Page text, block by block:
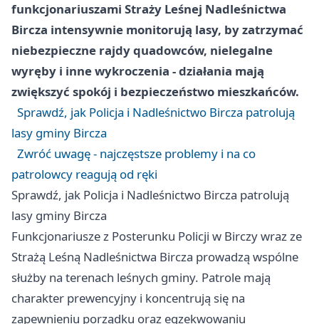
funkcjonariuszami Straży Leśnej Nadleśnictwa
Bircza intensywnie monitorują lasy, by zatrzymać
niebezpieczne rajdy quadowców, nielegalne
wyręby i inne wykroczenia - działania mają
zwiększyć spokój i bezpieczeństwo mieszkańców.
Sprawdź, jak Policja i Nadleśnictwo Bircza patrolują
lasy gminy Bircza
Zwróć uwagę - najczęstsze problemy i na co
patrolowcy reagują od ręki
Sprawdź, jak Policja i Nadleśnictwo Bircza patrolują
lasy gminy Bircza
Funkcjonariusze z Posterunku Policji w Birczy wraz ze
Strażą Leśną Nadleśnictwa Bircza prowadzą wspólne
służby na terenach leśnych gminy. Patrole mają
charakter prewencyjny i koncentrują się na
zapewnieniu porządku oraz egzekwowaniu